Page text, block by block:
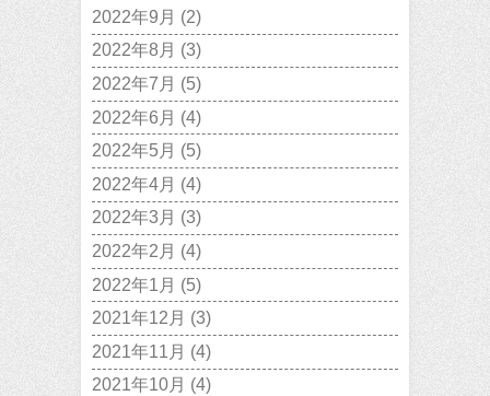
2022年9月 (2)
2022年8月 (3)
2022年7月 (5)
2022年6月 (4)
2022年5月 (5)
2022年4月 (4)
2022年3月 (3)
2022年2月 (4)
2022年1月 (5)
2021年12月 (3)
2021年11月 (4)
2021年10月 (4)